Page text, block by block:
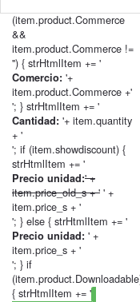
(item.product.Commerce
&&
item.product.Commerce !=
'') { strHtmlItem += '
Comercio: '+
item.product.Commerce +'
'; } strHtmlItem += '
Cantidad: '+ item.quantity
+ '
'; if (item.showdiscount) {
strHtmlItem += '
Precio unidad:' +
item.price_old_s + ' ' +
item.price_s + '
'; } else { strHtmlItem += '
Precio unidad: ' +
item.price_s + '
'; } if
{ strHtmlItem += '